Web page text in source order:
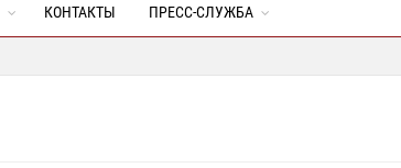
КОНТАКТЫ ПРЕСС-СЛУЖБА